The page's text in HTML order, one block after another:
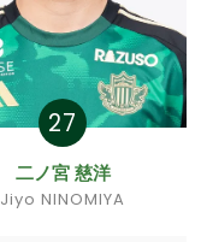
27
二ノ宮 慈洋
Jiyo NINOMIYA